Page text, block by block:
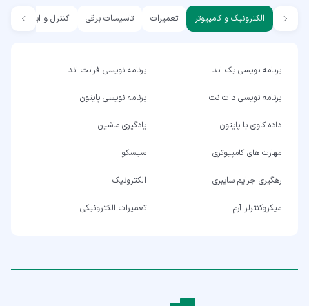
الکترونیک و کامپیوتر تعمیرات تاسیسات برقی کنترل و ابزار دقیق
برنامه نویسی بک اند برنامه نویسی فرانت اند
برنامه نویسی دات نت برنامه نویسی پایتون
داده کاوی با پایتون یادگیری ماشین
مهارت های کامپیوتری سیسکو
رهگیری جرایم سایبری الکترونیک
میکروکنترلر آرم تعمیرات الکترونیکی